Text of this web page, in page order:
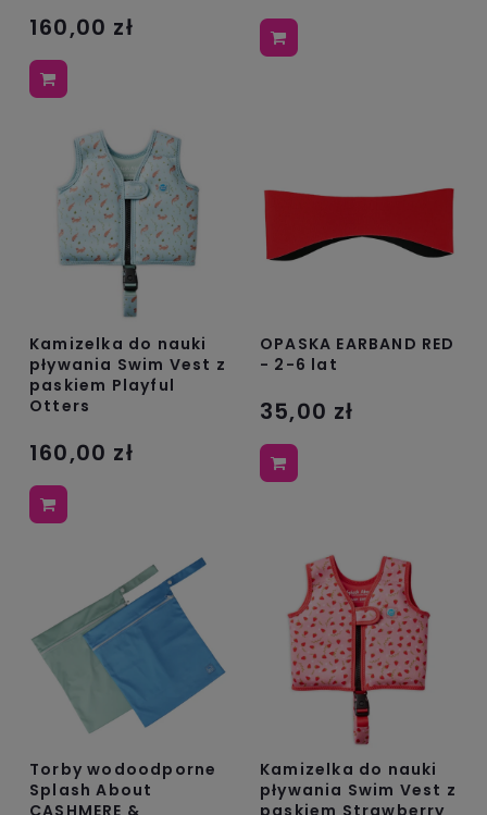
160,00 zł
Kamizelka do nauki
pływania Swim Vest z
paskiem Playful
Otters
160,00 zł
OPASKA EARBAND RED
- 2-6 lat
35,00 zł
Torby wodoodporne
Splash About
CASHMERE &
Kamizelka do nauki
pływania Swim Vest z
paskiem Strawberry